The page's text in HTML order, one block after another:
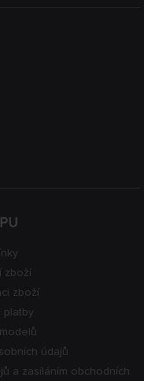
zboží
zboží
platby
údajů
a zasíláním obchodních